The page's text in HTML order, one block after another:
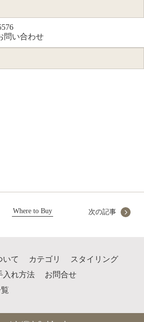
問い合わせ
Where to Buy 次の記事
いて カテゴリ
スタイリング
入れ方法
お問合せ